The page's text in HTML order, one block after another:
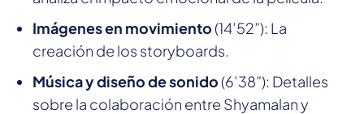
Imágenes en movimiento(14’52”): La
creación de los storyboards.
Música y diseño de sonido(6’38”): Detalles
sobre la colaboración entre Shyamalan y